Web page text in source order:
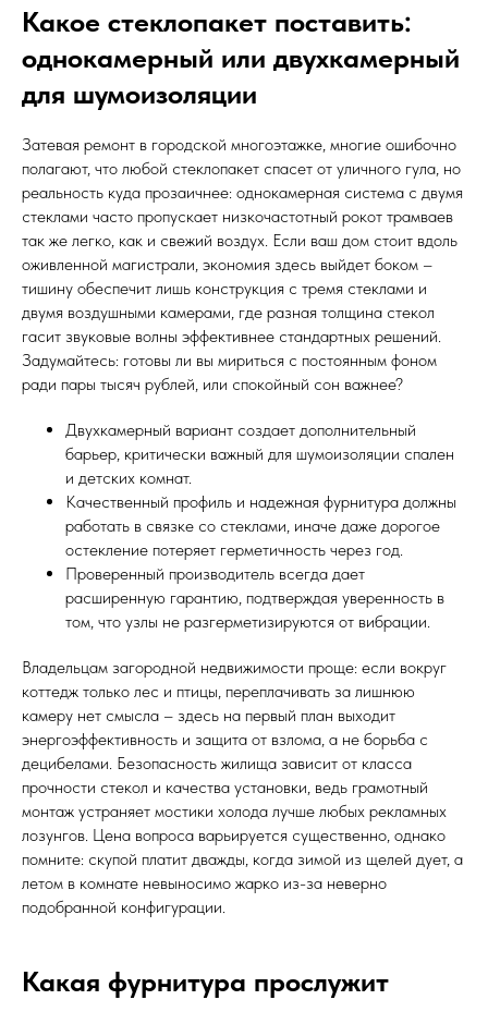
Какое стеклопакет поставить:
однокамерный или двухкамерный
для шумоизоляции
Затевая ремонт в городской многоэтажке, многие ошибочно
полагают, что любой стеклопакет спасет от уличного гула, но
реальность куда прозаичнее: однокамерная система с двумя
стеклами часто пропускает низкочастотный рокот трамваев
так же легко, как и свежий воздух. Если ваш дом стоит вдоль
оживленной магистрали, экономия здесь выйдет боком –
тишину обеспечит лишь конструкция с тремя стеклами и
двумя воздушными камерами, где разная толщина стекол
гасит звуковые волны эффективнее стандартных решений.
Задумайтесь: готовы ли вы мириться с постоянным фоном
ради пары тысяч рублей, или спокойный сон важнее?
Двухкамерный вариант создает дополнительный
барьер, критически важный для шумоизоляции спален
и детских комнат.
Качественный профиль и надежная фурнитура должны
работать в связке со стеклами, иначе даже дорогое
остекление потеряет герметичность через год.
Проверенный производитель всегда дает
расширенную гарантию, подтверждая уверенность в
том, что узлы не разгерметизируются от вибрации.
Владельцам загородной недвижимости проще: если вокруг
коттедж только лес и птицы, переплачивать за лишнюю
камеру нет смысла – здесь на первый план выходит
энергоэффективность и защита от взлома, а не борьба с
децибелами. Безопасность жилища зависит от класса
прочности стекол и качества установки, ведь грамотный
монтаж устраняет мостики холода лучше любых рекламных
лозунгов. Цена вопроса варьируется существенно, однако
помните: скупой платит дважды, когда зимой из щелей дует, а
летом в комнате невыносимо жарко из-за неверно
подобранной конфигурации.
Какая фурнитура прослужит